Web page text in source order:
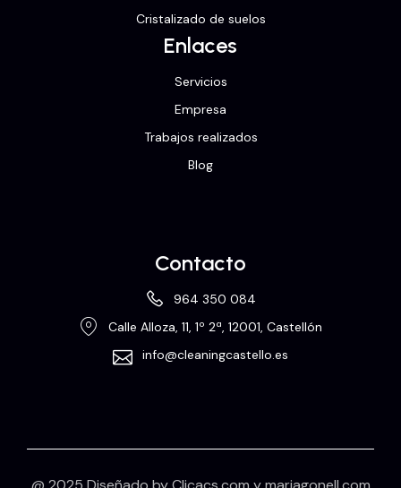
Cristalizado de suelos
Enlaces
Servicios
Empresa
Trabajos realizados
Blog
Contacto
964 350 084
Calle Alloza, 11, 1º 2ª, 12001, Castellón
info@cleaningcastello.es